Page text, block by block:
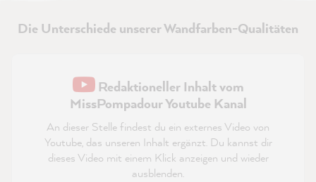
Die Unterschiede unserer Wandfarben-Qualitäten
Redaktioneller Inhalt vom
MissPompadour Youtube Kanal
An dieser Stelle findest du ein externes Video von
Youtube, das unseren Inhalt ergänzt. Du kannst dir
dieses Video mit einem Klick anzeigen und wieder
ausblenden.